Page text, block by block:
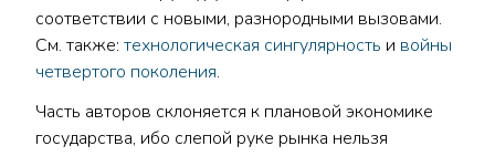
соответствии с новыми, разнородными вызовами.
См. также: технологическая сингулярность и войны
четвертого поколения.
Часть авторов склоняется к плановой экономике
государства, ибо слепой руке рынка нельзя